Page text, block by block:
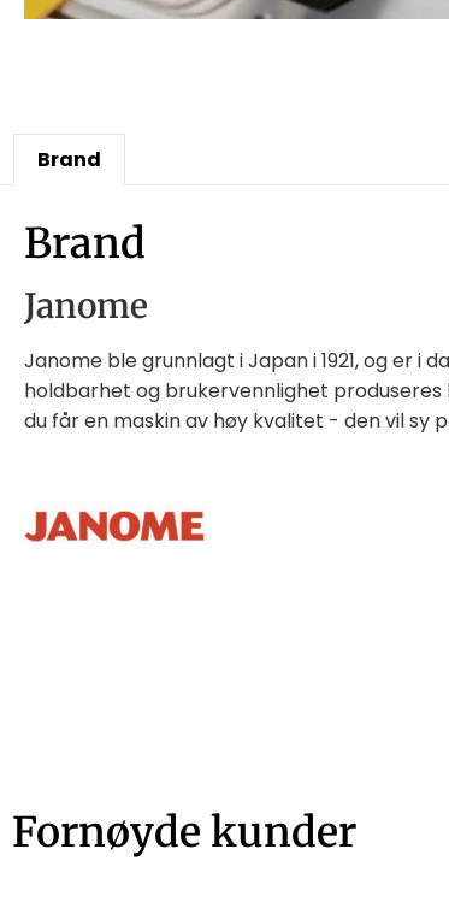
Brand
Brand
Janome
Janome ble grunnlagt i Japan i 1921, og er i
holdbarhet og brukervennlighet
du får en maskin av høy kvalitet - den vil sy
Fornøyde kunder